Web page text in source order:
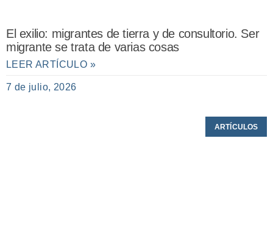
El exilio: migrantes de tierra y de consultorio. Ser
migrante se trata de varias cosas
LEER ARTÍCULO »
7 de julio, 2026
ARTÍCULOS